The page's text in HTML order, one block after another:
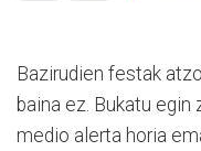
Bazirudien festak
baina ez. Bukatu egin
me­dio alerta horia